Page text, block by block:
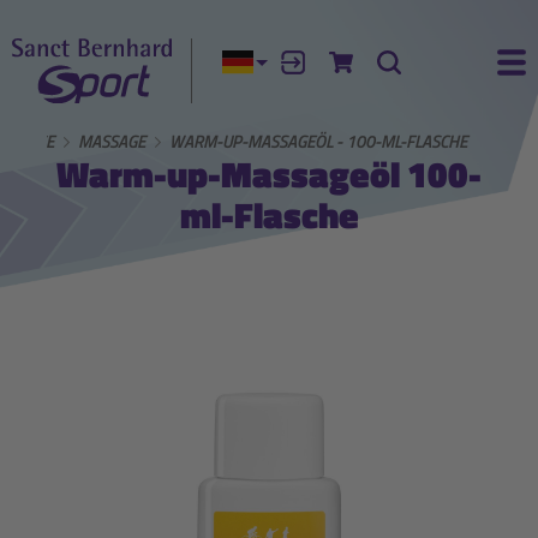
Aktuelle Sprache:
AnmeldenZum Warenkorb
Suche
MASSAGE WARM-UP-MASSAGEÖL - 100-ML-FLASCHE
Warm-up-Massageöl 100-
ml-Flasche